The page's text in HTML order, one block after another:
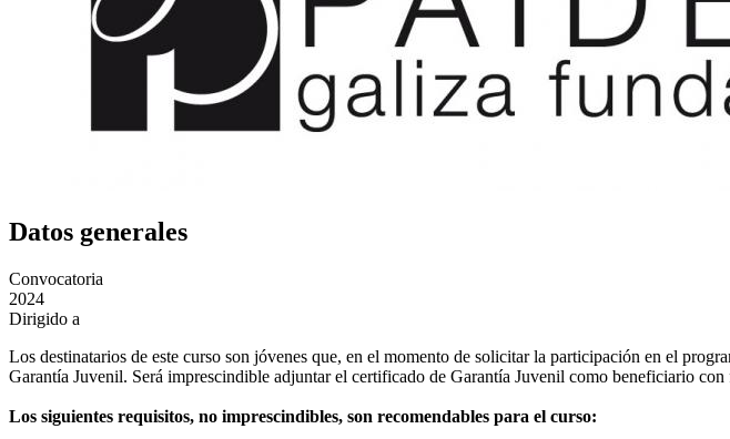
Datos generales
Convocatoria
2024
Dirigido a
Los destinatarios de este curso son jóvenes que, en el momento de solicitar la participación en el
Garantía Juvenil. Será imprescindible adjuntar el certificado de Garantía Juvenil como beneficiario con
Los siguientes requisitos, no imprescindibles, son recomendables para el curso: